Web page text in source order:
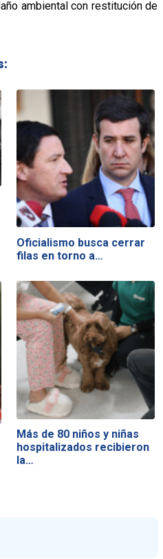
ambiental con restitución de
Oficialismo busca cerrar
filas en torno a…
Más de 80 niños y niñas
hospitalizados recibieron
la…